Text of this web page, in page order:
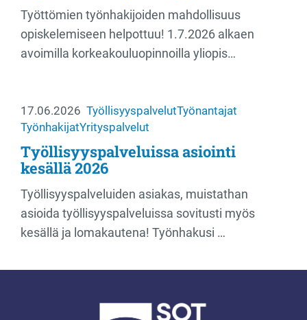
Työttömien työnhakijoiden mahdollisuus
opiskelemiseen helpottuu! 1.7.2026 alkaen
avoimilla korkeakouluopinnoilla yliopis…
17.06.2026 TyöllisyyspalvelutTyönantajat
TyönhakijatYrityspalvelut
Työllisyyspalveluissa asiointi
kesällä 2026
Työllisyyspalveluiden asiakas, muistathan
asioida työllisyyspalveluissa sovitusti myös
kesällä ja lomakautena! Työnhakusi …